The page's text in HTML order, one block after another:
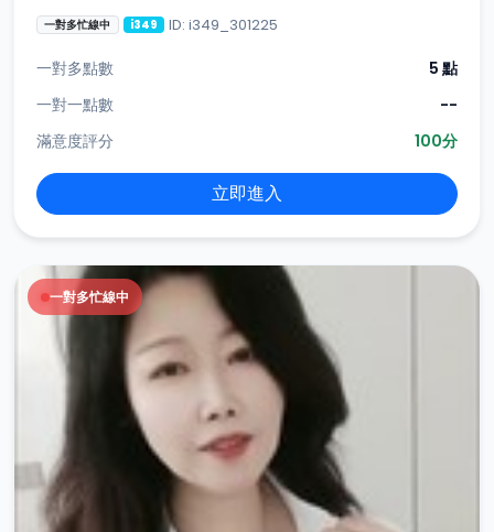
一對多忙線中 i349 ID: i349_301225
一對多點數
5 點
一對一點數
--
滿意度評分
100分
立即進入
一對多忙線中